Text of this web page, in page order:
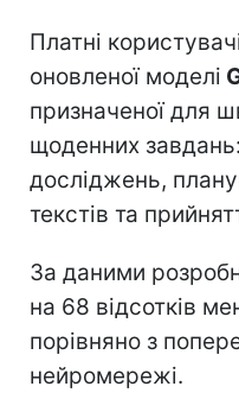
Платні
оновленої моделі
призначеної для
щоденних
досліджень,
текстів та
За даними
на 68 відсотків
порівняно з
нейромережі.